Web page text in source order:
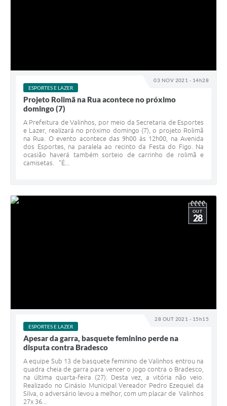
03 NOV 2021 - 14h28
ESPORTES E LAZER
Projeto Rolimã na Rua acontece no próximo
domingo (7)
A Prefeitura de Valinhos, por meio da Secretaria de Esportes
e Lazer, realizará no próximo domingo (7), o projeto Rolimã
na Rua. O evento acontece das 9h00 às 12h00, na Avenida
dos Esportes, na paralela ao recinto da Festa do Figo. Na
ocasião haverá também sorteio de carrinho de rolimã e
camisetas. "É...
28 OUT 2021 - 15h15
OUT
28
ESPORTES E LAZER
Apesar da garra, basquete feminino perde na
disputa contra Bradesco
A equipe Sub 13 de basquete feminino de Valinhos entrou na
quadra cheia de garra para vencer o jogo contra o Bradesco,
na última quarta-feira (27). Desta vez, a vitória não veio.
Realizado no Ginásio Municipal Vereador Pedro Ezequiel da
Silva, o adversário levou a melhor, com um placar de Valinhos
27x 36...